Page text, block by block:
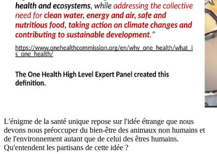
L'énigme de la santé unique repose sur l'idée étrange que nous
devons nous préoccuper du bien-être des animaux non humains et
de l'environnement autant que de celui des êtres humains.
Qu'entendent les partisans de cette idée ?